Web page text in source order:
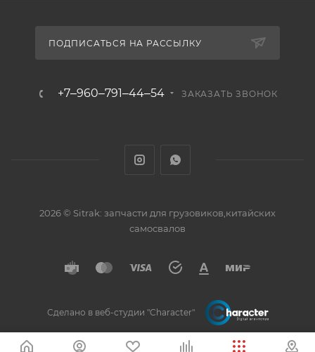
ПОДПИСАТЬСЯ НА РАССЫЛКУ
+7‒960‒791‒44‒54 ЗАКАЗАТЬ ЗВОНОК
2026 © Sitrak: запчасти для грузовиков,китайских
самосвалов
Сделано в веб-студии "Character"